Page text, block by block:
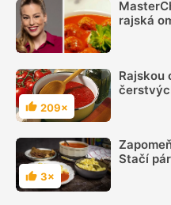
rajská
Hodnocení
209×
Rajskou
Hodnocení
3×
Stačí